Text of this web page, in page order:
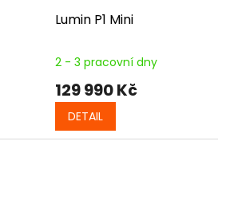
Lumin P1 Mini
2 - 3 pracovní dny
129 990 Kč
DETAIL